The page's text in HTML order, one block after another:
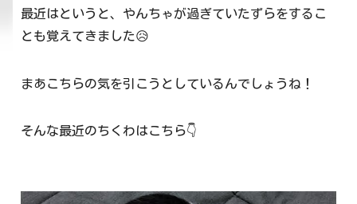
最近はというと、やんちゃが過ぎていたずらをするこ
とも覚えてきました😥
まあこちらの気を引こうとしているんでしょうね！
そんな最近のちくわはこちら👇